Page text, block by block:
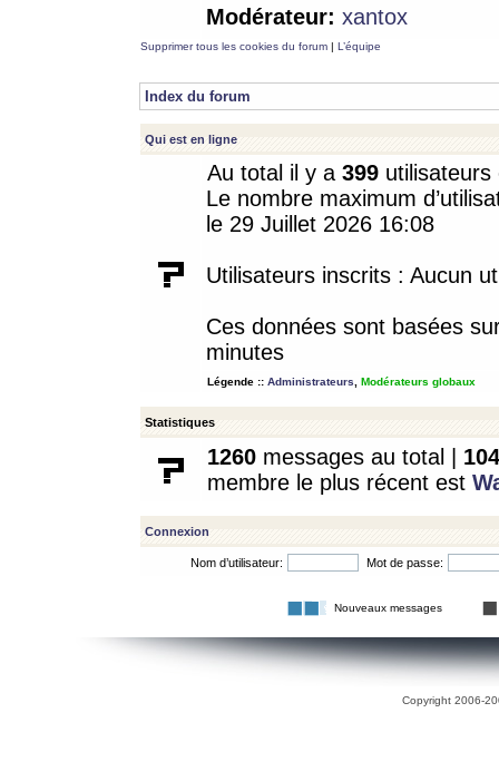
Modérateur: xantox
Supprimer tous les cookies du forum | L’équipe
Index du forum
Qui est en ligne
Au total il y a 399
Le nombre maximum
le 29 Juillet 2026 16:08
Utilisateurs inscrits : Aucun
Ces données sont basées
minutes
Légende :: Administrateurs Modérateurs globaux
Statistiques
1260 messages au total | 104
membre le plus récent est
Connexion
Nom d’utilisateur: Mot de passe:
Nouveaux messages
Copyright 2006-